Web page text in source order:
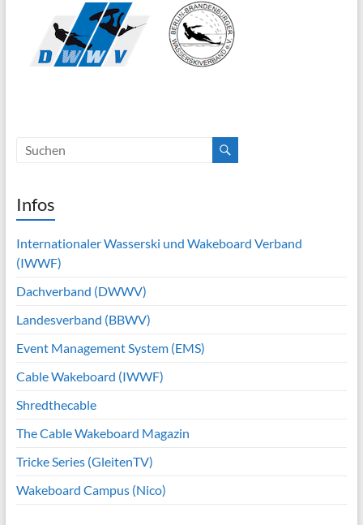
Infos
Internationaler Wasserski und Wakeboard Verband
(IWWF)
Dachverband (DWWV)
Landesverband (BBWV)
Event Management System (EMS)
Cable Wakeboard (IWWF)
Shredthecable
The Cable Wakeboard Magazin
Tricke Series (GleitenTV)
Wakeboard Campus (Nico)